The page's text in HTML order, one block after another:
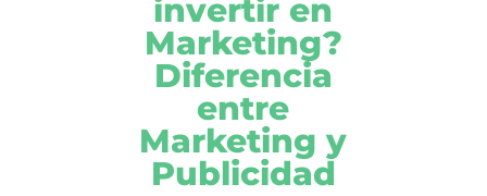
invertir en
Marketing?
Diferencia
entre
Marketing y
Publicidad